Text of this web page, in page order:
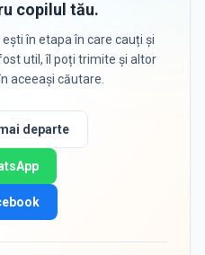
copilul tău.
în etapa în care cauți și
util, îl poți trimite și altor
aceeași căutare.
departe